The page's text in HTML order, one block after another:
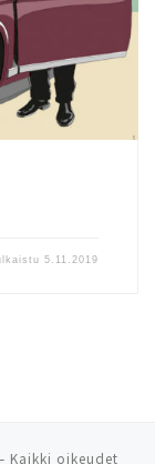
5.11.2019
Kaikki oikeudet